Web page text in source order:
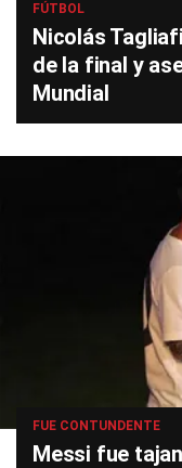
FÚTBOL
Nicolás
de la final y
Mundial
FUE CONTUNDENTE
Messi fue